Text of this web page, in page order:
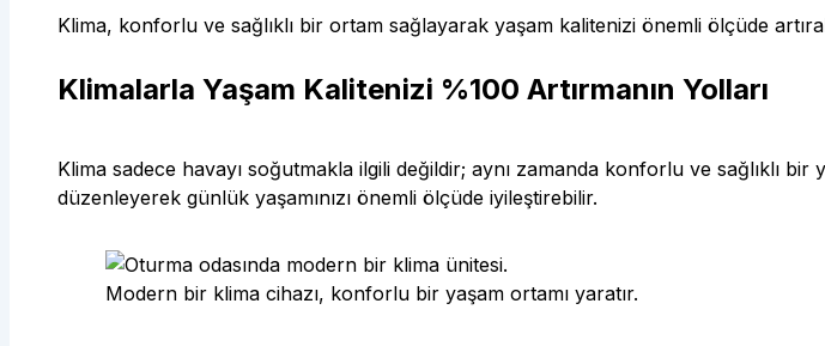
Klima, konforlu ve sağlıklı bir ortam sağlayarak yaşam kalitenizi önemli ölçüde
Klimalarla Yaşam Kalitenizi %100 Artırmanın Yolları
Klima sadece havayı soğutmakla ilgili değildir; aynı zamanda konforlu ve sağlıklı bir
düzenleyerek günlük yaşamınızı önemli ölçüde iyileştirebilir.
Modern bir klima cihazı, konforlu bir yaşam ortamı yaratır.